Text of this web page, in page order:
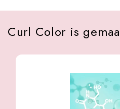
Curl Color is